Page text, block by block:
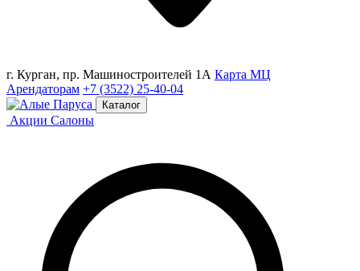
г. Курган, пр. Машиностроителей 1А Карта МЦ
Арендаторам +7 (3522) 25-40-04
Каталог
Акции Салоны